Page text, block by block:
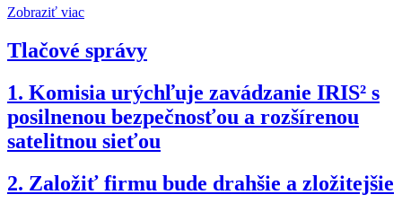
Zobraziť viac
Tlačové správy
1. Komisia urýchľuje zavádzanie IRIS² s
posilnenou bezpečnosťou a rozšírenou
satelitnou sieťou
2. Založiť firmu bude drahšie a zložitejšie